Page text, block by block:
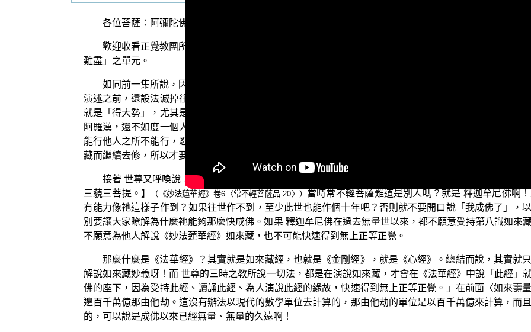
各位菩薩：阿彌陀佛！
歡迎收看正覺教團所推出的弘法節目「三乘菩提之法華經講義」。今天繼續解說 平實導師《法華經講
難盡」之單元。
如同前一集所說，因為常不輕菩薩已經在過去無量無數阿僧祇劫前，於 威音王佛座下證得「此經」如
演述之前，還設法滅掉往世所有的一切罪業，同時設法滅除一切習氣種子。為何能夠如此？都是因為轉依
就是「得大勢」，尤其是五濁惡世之中證得此經的菩薩們，只是發菩提心、願行菩薩道，都還在凡夫位中
阿羅漢，還不如度一個人成為發菩提心的菩薩，何況是行菩薩道而在人間證悟了。常不輕菩薩這樣永不輕
能行他人之所不能行，忍他人之所不能忍。因此他的這種力量之所從來，就是依止此經如來藏；理上是依
藏而繼續去修，所以才要以 得大勢菩薩作為對象，來演述〈常不輕菩薩品〉。
接著 世尊又呼喚說：【得大勢！於意云何？爾時常不輕菩薩豈異人乎？則我身是。若我於宿世不受持
三藐三菩提。】
（《妙法蓮華經》卷6〈常不輕菩薩品 20〉） 當時常不輕菩薩難道是別人嗎？就是 釋迦牟尼佛啊
有能力像祂這樣子作到？如果往世作不到，至少此世也能作個十年吧？否則就不要開口說「我成佛了」，
別要讓大家瞭解為什麼祂能夠那麼快成佛。如果 釋迦牟尼佛在過去無量世以來，都不願意受持第八識如來
不願意為他人解說《妙法蓮華經》如來藏，也不可能快速得到無上正等正覺。
那麼什麼是《法華經》？其實就是如來藏經，也就是《金剛經》，就是《心經》。總結而說，其實就
解說如來藏妙義呀！而 世尊的三時之教所說一切法，都是在演說如來藏，才會在《法華經》中說「此經」
佛的座下，因為受持此經、讀誦此經、為人演說此經的緣故，快速得到無上正等正覺。」在前面〈如來壽
邊百千萬億那由他劫。這沒有辦法以現代的數學單位去計算的，那由他劫的單位是以百千萬億來計算，而
的，可以說是成佛以來已經無量、無量的久遠啊！